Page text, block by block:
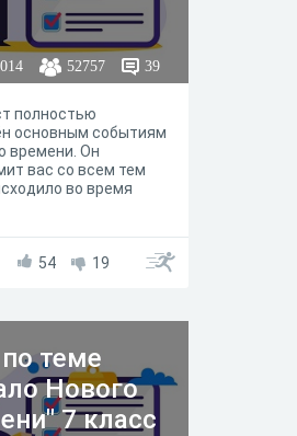
52757 39
полностью
основным событиям
времени. Он
вас со всем тем
во время
54 19
теме
Нового
7 класс